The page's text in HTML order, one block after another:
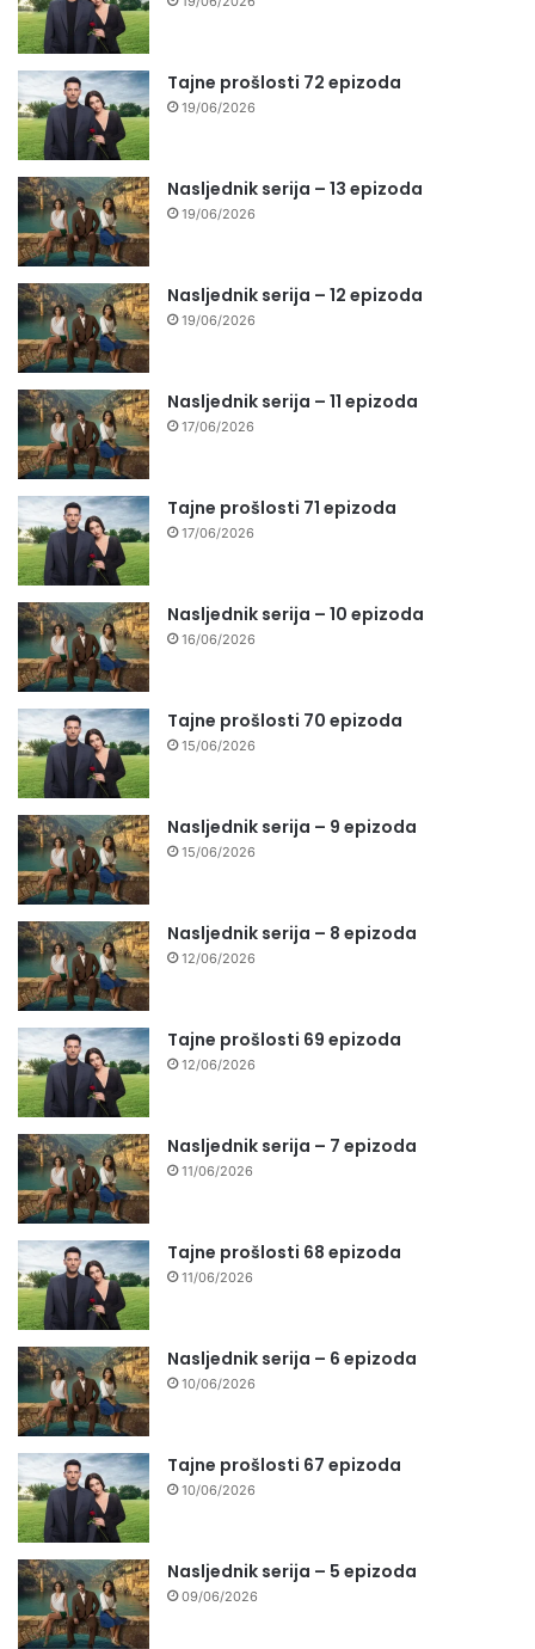
Tajne prošlosti 72 epizoda
19/06/2026
Nasljednik serija – 13 epizoda
19/06/2026
Nasljednik serija – 12 epizoda
19/06/2026
Nasljednik serija – 11 epizoda
17/06/2026
Tajne prošlosti 71 epizoda
17/06/2026
Nasljednik serija – 10 epizoda
16/06/2026
Tajne prošlosti 70 epizoda
15/06/2026
Nasljednik serija – 9 epizoda
15/06/2026
Nasljednik serija – 8 epizoda
12/06/2026
Tajne prošlosti 69 epizoda
12/06/2026
Nasljednik serija – 7 epizoda
11/06/2026
Tajne prošlosti 68 epizoda
11/06/2026
Nasljednik serija – 6 epizoda
10/06/2026
Tajne prošlosti 67 epizoda
10/06/2026
Nasljednik serija – 5 epizoda
09/06/2026